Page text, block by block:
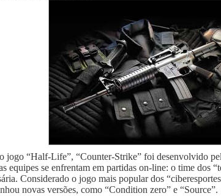
jogo “Half-Life”, “Counter-Strike” foi desenvolvido
se enfrentam em partidas on-line: o time dos
Considerado o jogo mais popular dos
novas versões, como “Condition zero” e “Source”.